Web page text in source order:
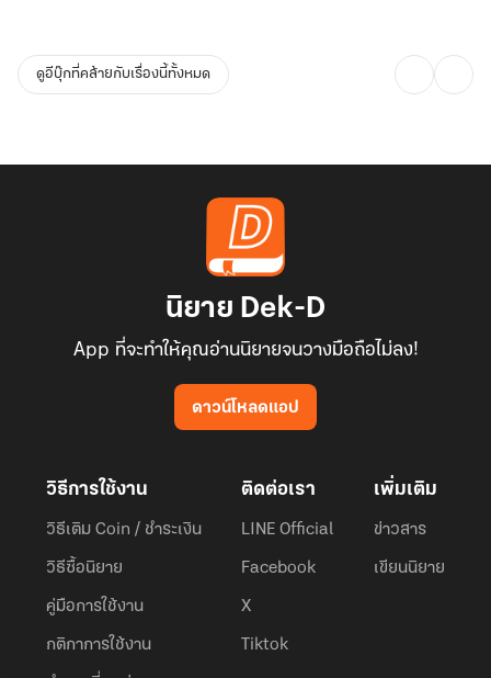
ดูอีบุ๊กที่คล้ายกับเรื่องนี้ทั้งหมด
นิยาย Dek-D
App ที่จะทำให้คุณอ่านนิยายจนวางมือถือไม่ลง!
ดาวน์โหลดแอป
วิธีการใช้งาน
วิธีเติม Coin / ชำระเงิน
วิธีซื้อนิยาย
คู่มือการใช้งาน
กติกาการใช้งาน
ติดต่อเรา
LINE Official
Facebook
X
Tiktok
เพิ่มเติม
ข่าวสาร
เขียนนิยาย